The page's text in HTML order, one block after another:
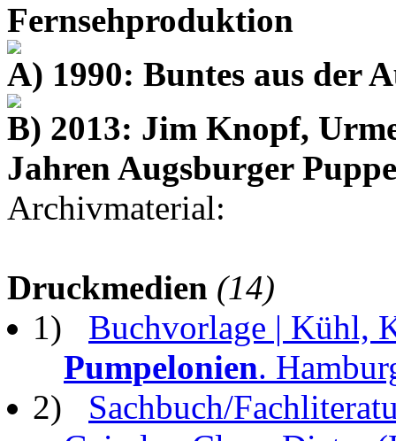
Fernsehproduktion
A) 1990: Buntes aus der
B) 2013: Jim Knopf,
Jahren Augsburger
Archivmaterial:
Druckmedien (14)
1) Buchvorlage | Kühl,
Pumpelonien.
2) Sachbuch/